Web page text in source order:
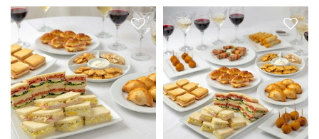
48 sándwiches jamón y
queso, 48 sándwiches
olímpicos, 48 sándwiches
surtidos, 32 jesuitas jamón y
queso, 32 medialunitas
jamón y queso, 32
empanaditas, 2 snack
horneado x3, 2 Kg de
masitas.
12 sándwiches de jamón y
queso, 12 sándwiches
olímpicos, 12 sándwiches
surtidos, 8 jesuitas de jamón
y queso. 8 medialunitas de
jamón y queso, 8
empanaditas, 10 villaroi, 10
arrolladitos primavera, 10
mini brochettes, 1 snack
horneado x3, 1/2Kg de
masitas